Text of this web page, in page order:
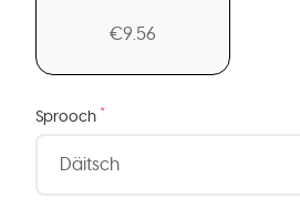
€9.56
Sprooch *